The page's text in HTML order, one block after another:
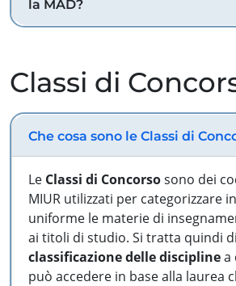
la MAD?
Classi di
Che cosa sono le Classi di
Le Classi di Concorsosono dei
MIUR utilizzati per categorizzare
uniforme le materie di
ai titoli di studio. Si tratta quindi
classificazione delle disciplinea
può accedere in base alla laurea